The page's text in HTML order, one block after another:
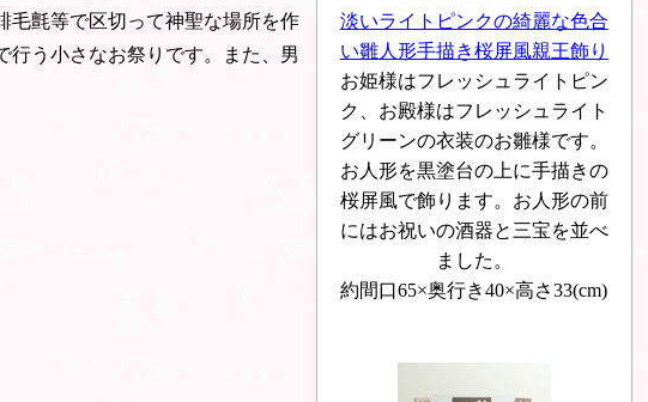
毛氈等で区切って神聖な場所を作
行う小さなお祭りです。また、男
淡いライトピンクの綺麗な色合
い雛人形手描き桜屏風親王飾り
お姫様はフレッシュライトピン
ク、お殿様はフレッシュライト
グリーンの衣装のお雛様です。
お人形を黒塗台の上に手描きの
桜屏風で飾ります。お人形の前
にはお祝いの酒器と三宝を並べ
ました。
約間口65×奥行き40×高さ33(cm)